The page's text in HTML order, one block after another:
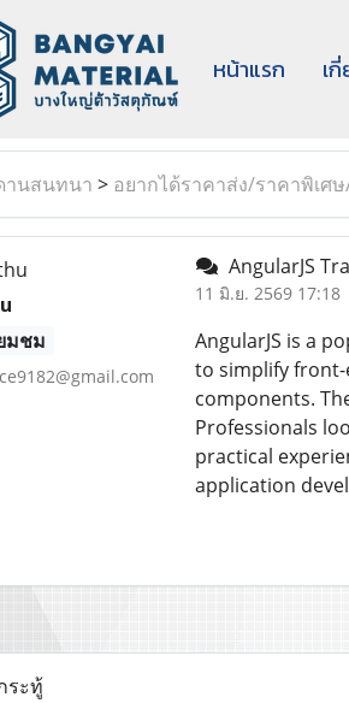
หน้าแรก เ
านสนทนา > อยากได้ราคาส่ง/ราคาพิเศ
มชม
AngularJS
11 มิ.ย. 2569 17:18
AngularJS is a
to simplify front-
components.
Professionals
practical
application
ระทู้